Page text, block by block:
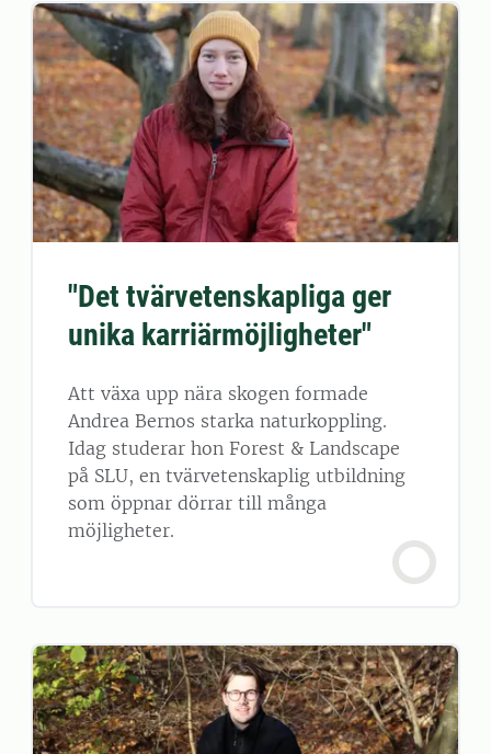
"Det tvärvetenskapliga ger
unika karriärmöjligheter"
Att växa upp nära skogen formade
Andrea Bernos starka naturkoppling.
Idag studerar hon Forest & Landscape
på SLU, en tvärvetenskaplig utbildning
som öppnar dörrar till många
möjligheter.